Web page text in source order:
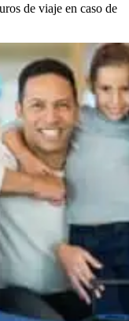
de viaje en caso de